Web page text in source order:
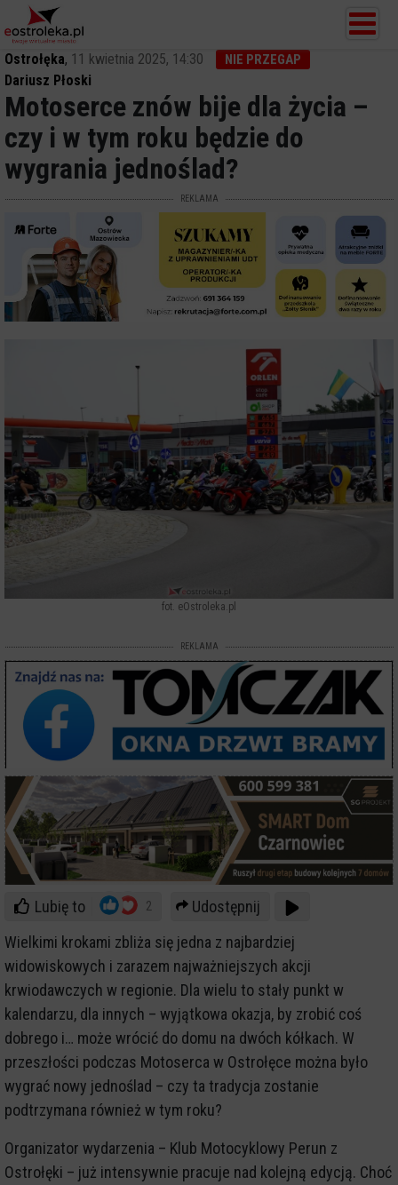
Ostrołęka, 11 kwietnia 2025, 14:30 NIE PRZEGAP
Dariusz Płoski
Motoserce znów bije dla życia –
czy i w tym roku będzie do
wygrania jednoślad?
REKLAMA
fot. eOstroleka.pl
REKLAMA
Lubię to 2
Udostępnij
Wielkimi krokami zbliża się jedna z najbardziej
widowiskowych i zarazem najważniejszych akcji
krwiodawczych w regionie. Dla wielu to stały punkt w
kalendarzu, dla innych – wyjątkowa okazja, by zrobić coś
dobrego i… może wrócić do domu na dwóch kółkach. W
przeszłości podczas Motoserca w Ostrołęce można było
wygrać nowy jednoślad – czy ta tradycja zostanie
podtrzymana również w tym roku?
Organizator wydarzenia – Klub Motocyklowy Perun z
Ostrołęki – już intensywnie pracuje nad kolejną edycją. Choć